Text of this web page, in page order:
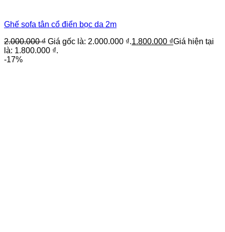
Ghế sofa tân cổ điển bọc da 2m
2.000.000₫ Giá gốc là: 2.000.000 ₫.1.800.000 ₫Giá hiện tại
là: 1.800.000 ₫.
-17%